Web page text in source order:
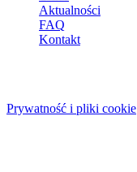
Aktualności
FAQ
Kontakt
Prywatność i pliki cookie